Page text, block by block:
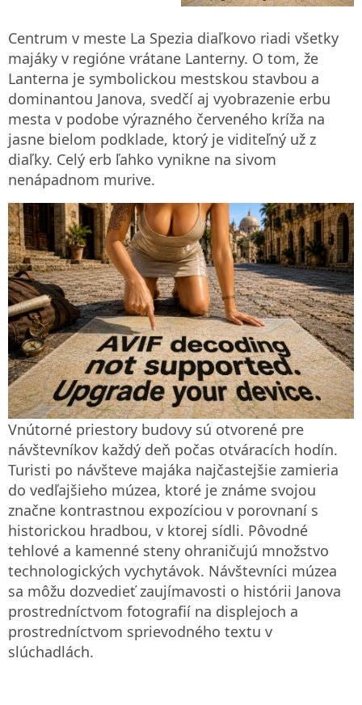
Centrum v meste La Spezia diaľkovo riadi všetky
majáky v regióne vrátane Lanterny. O tom, že
Lanterna je symbolickou mestskou stavbou a
dominantou Janova, svedčí aj vyobrazenie erbu
mesta v podobe výrazného červeného kríža na
jasne bielom podklade, ktorý je viditeľný už z
diaľky. Celý erb ľahko vynikne na sivom
nenápadnom murive.
Vnútorné priestory budovy sú otvorené pre
návštevníkov každý deň počas otváracích hodín.
Turisti po návšteve majáka najčastejšie zamieria
do vedľajšieho múzea, ktoré je známe svojou
značne kontrastnou expozíciou v porovnaní s
historickou hradbou, v ktorej sídli. Pôvodné
tehlové a kamenné steny ohraničujú množstvo
technologických vychytávok. Návštevníci múzea
sa môžu dozvedieť zaujímavosti o histórii Janova
prostredníctvom fotografií na displejoch a
prostredníctvom sprievodného textu v
slúchadlách.